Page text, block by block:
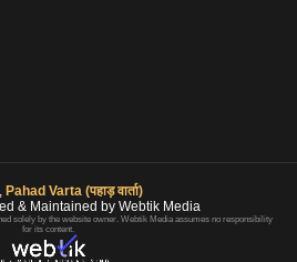
Pahad Varta (पहाड़ वार्ता)
& Maintained by Webtik Media
solely by the website owner. Webtik Media assumes no responsibility
for its content.